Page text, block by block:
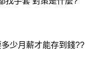
少月薪才能存到錢??